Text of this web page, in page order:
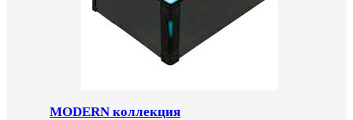
MODERN коллекция